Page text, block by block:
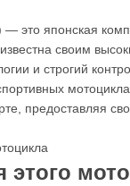
это японская
известна своим
и строгий
предоставляя
этого